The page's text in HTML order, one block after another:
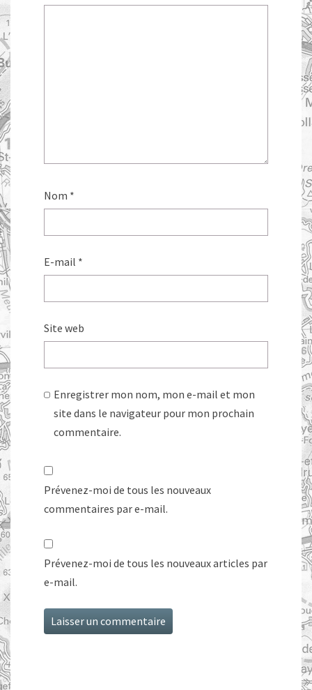
Nom *
E-mail *
Site web
Enregistrer mon nom, mon e-mail et mon
site dans le navigateur pour mon prochain
commentaire.
Prévenez-moi de tous les nouveaux
commentaires par e-mail.
Prévenez-moi de tous les nouveaux articles par
e-mail.